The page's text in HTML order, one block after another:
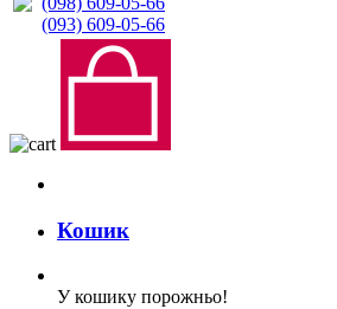
(093) 609-05-66
Кошик
У кошику порожньо!